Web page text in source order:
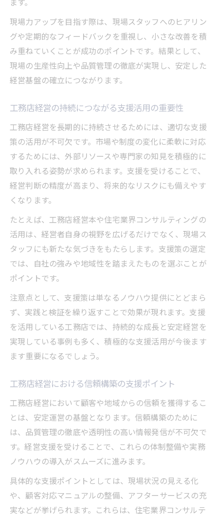
現場力アップを目指す際は、現場スタッフへのヒアリン
グや定期的なフィードバックを重視し、小さな改善を積
み重ねていくことが成功のポイントです。結果として、
現場の生産性向上や品質管理の徹底が実現し、安定した
経営基盤の確立につながります。
工務店経営の持続につながる支援活用の重要性
工務店経営を長期的に持続させるためには、適切な支援
策の活用が不可欠です。市場や制度の変化に柔軟に対応
するためには、外部リソースや専門家の知見を積極的に
取り入れる姿勢が求められます。支援を受けることで、
経営判断の精度が高まり、将来的なリスクにも備えやす
くなります。
たとえば、工務店経営本や住宅業界コンサルティングの
活用は、経営者自身の視野を広げるだけでなく、現場ス
タッフにも新たな気づきをもたらします。支援策の選定
では、自社の強みや地域性を踏まえたものを選ぶことが
ポイントです。
注意点として、支援策は単なるノウハウ提供にとどまら
ず、実践と検証を繰り返すことで効果が現れます。支援
を活用している工務店では、持続的な成長と安定経営を
実現している事例も多く、積極的な支援活用が今後ます
ます重要になるでしょう。
工務店経営における信頼構築の支援ポイント
工務店経営において顧客や地域からの信頼を獲得するこ
とは、安定運営の基盤となります。信頼構築のために
は、品質管理の徹底や透明性の高い情報発信が不可欠で
す。経営支援を受けることで、これらの体制整備や実務
ノウハウの導入がスムーズに進みます。
具体的な支援ポイントとしては、現場状況の見える化
や、顧客対応マニュアルの整備、アフターサービスの充
実などが挙げられます。これらは、住宅業界コンサルテ